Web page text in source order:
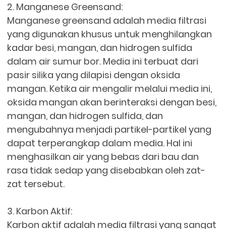
2. Manganese Greensand:
Manganese greensand adalah media filtrasi
yang digunakan khusus untuk menghilangkan
kadar besi, mangan, dan hidrogen sulfida
dalam air sumur bor. Media ini terbuat dari
pasir silika yang dilapisi dengan oksida
mangan. Ketika air mengalir melalui media ini,
oksida mangan akan berinteraksi dengan besi,
mangan, dan hidrogen sulfida, dan
mengubahnya menjadi partikel-partikel yang
dapat terperangkap dalam media. Hal ini
menghasilkan air yang bebas dari bau dan
rasa tidak sedap yang disebabkan oleh zat-
zat tersebut.
3. Karbon Aktif:
Karbon aktif adalah media filtrasi yang sangat